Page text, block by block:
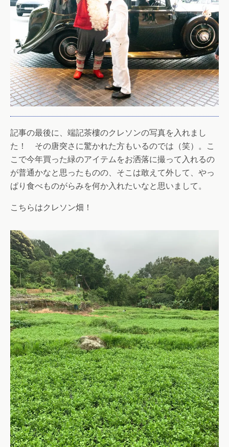
記事の最後に、端記茶樓のクレソンの写真を入れまし
た！ その唐突さに驚かれた方もいるのでは（笑）。こ
こで今年買った緑のアイテムをお洒落に撮って入れるの
が普通かなと思ったものの、そこは敢えて外して、やっ
ぱり食べものがらみを何か入れたいなと思いまして。
こちらはクレソン畑！